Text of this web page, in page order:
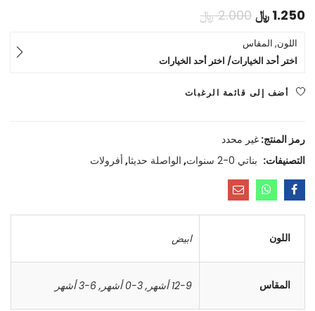
1.250 ﷼السعر
الحالي
هو:
1.250 ﷼.
2.000 ﷼السعر
هو:
2.000 ﷼.
اللون, المقاس
اختر أحد الخيارات/ اختر أحد الخيارات
أضف إلى قائمة الرغبات
رمز المنتج:غير محدد
التصنيفات: بناتي 0-2 سنوات , الواصلة حديثا, أفرولات
اللون ابيض
المقاس 12-9 أشهر ,3-0 أشهر ,6-3 أشهر